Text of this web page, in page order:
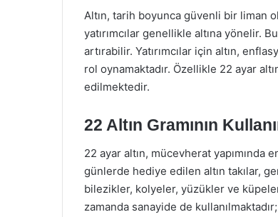
Altın, tarih boyunca güvenli bir liman
yatırımcılar genellikle altına yönelir.
artırabilir. Yatırımcılar için altın,
rol oynamaktadır. Özellikle 22 ayar
edilmektedir.
22 Altın Gramının
22 ayar altın, mücevherat
günlerde hediye edilen altın takılar,
bilezikler, kolyeler, yüzükler ve
zamanda sanayide de